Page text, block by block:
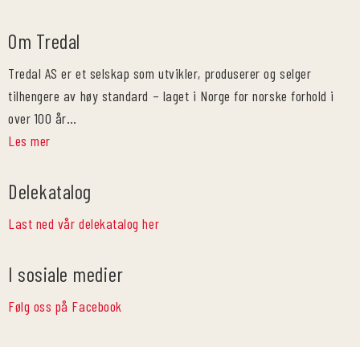
Om Tredal
Tredal AS er et selskap som utvikler, produserer og selger
tilhengere av høy standard – laget i Norge for norske forhold i
over 100 år…
Les mer
Delekatalog
Last ned vår delekatalog her
I sosiale medier
Følg oss på Facebook